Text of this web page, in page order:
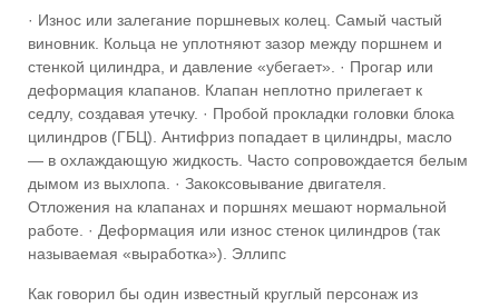
· Износ или залегание поршневых колец. Самый частый
виновник. Кольца не уплотняют зазор между поршнем и
стенкой цилиндра, и давление «убегает». · Прогар или
деформация клапанов. Клапан неплотно прилегает к
седлу, создавая утечку. · Пробой прокладки головки блока
цилиндров (ГБЦ). Антифриз попадает в цилиндры, масло
— в охлаждающую жидкость. Часто сопровождается белым
дымом из выхлопа. · Закоксовывание двигателя.
Отложения на клапанах и поршнях мешают нормальной
работе. · Деформация или износ стенок цилиндров (так
называемая «выработка»). Эллипс
Как говорил бы один известный круглый персонаж из